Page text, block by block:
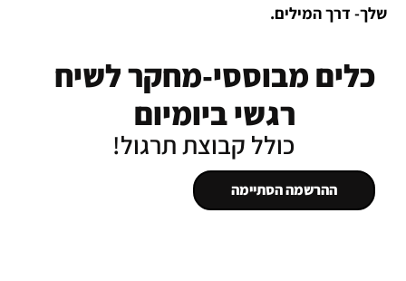
כלים מבוססי-מחקר לשיח
רגשי ביומיום
כולל קבוצת תרגול!
ההרשמה הסתיימה
שלך- דרך המילים.